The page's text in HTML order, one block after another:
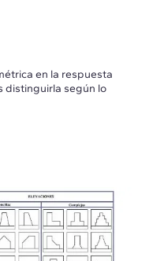
en la respuesta
distinguirla según lo